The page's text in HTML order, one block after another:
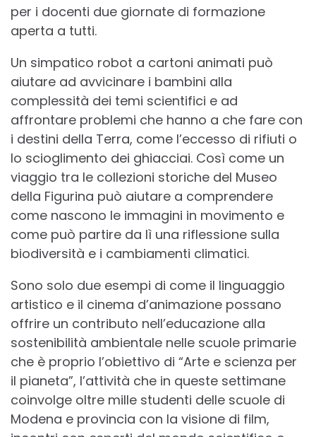
per i docenti due giornate di formazione
aperta a tutti.
Un simpatico robot a cartoni animati può
aiutare ad avvicinare i bambini alla
complessità dei temi scientifici e ad
affrontare problemi che hanno a che fare con
i destini della Terra, come l’eccesso di rifiuti o
lo scioglimento dei ghiacciai. Così come un
viaggio tra le collezioni storiche del Museo
della Figurina può aiutare a comprendere
come nascono le immagini in movimento e
come può partire da lì una riflessione sulla
biodiversità e i cambiamenti climatici.
Sono solo due esempi di come il linguaggio
artistico e il cinema d’animazione possano
offrire un contributo nell’educazione alla
sostenibilità ambientale nelle scuole primarie
che è proprio l’obiettivo di “Arte e scienza per
il pianeta”, l’attività che in queste settimane
coinvolge oltre mille studenti delle scuole di
Modena e provincia con la visione di film,